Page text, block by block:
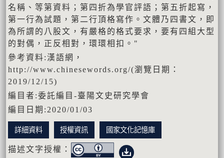
名稱、等第資料；第四折為學官評語；第五折起寫，
第一行為試題，第二行頂格寫作。文體乃四書文，即
為所謂的八股文，有嚴格的格式要求，要有四組大型
的對偶，正反相對，環環相扣。"
參考資料:漢語網，
http://www.chinesewords.org/(瀏覽日期：
2019/12/15)
編目者:委託編目-臺陽文史研究學會
編目日期:2020/01/03
詳細資料 授權資訊 國家文化記憶庫
描述文字授權：